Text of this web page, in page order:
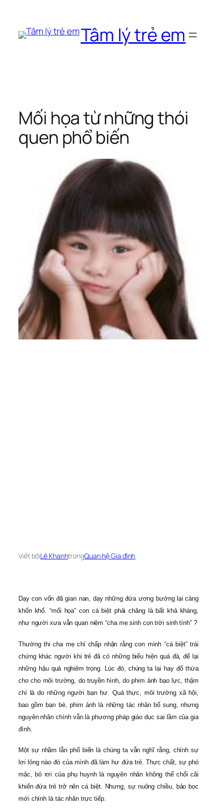
phần
Tâm lý trẻ em
Mối họa từ những thói
quen phổ biến
Viết bởiLê KhanhtrongQuan hệ Gia đình
Dạy con vốn đã gian nan, dạy những đứa ương bướng lại càng
khốn khổ. “mối họa” con cá biệt phải chăng là bất khả kháng,
như người xưa vẫn quan niệm “cha mẹ sinh con trời sinh tính” ?
Thường thi cha mẹ chỉ chấp nhận rằng con mình “cá biệt” trái
chứng khác người khi trẻ đã có những biểu hiện quá đà, để lại
những hậu quả nghiêm trọng. Lúc đó, chúng ta lại hay đổ thừa
cho cho môi trường, do truyền hình, do phim ảnh bạo lực, thậm
chí là do những người bạn hư. Quả thực, môi trường xã hội,
bao gồm bạn bè, phim ảnh là những tác nhân bổ sung, nhưng
nguyên nhân chính vẫn là phương pháp giáo dục sai lầm của gia
đình.
Một sự nhầm lẫn phổ biến là chúng ta vẫn nghĩ rằng, chính sự
lơi lỏng nào đó của mình đã làm hư đứa trẻ. Thực chất, sự phó
mặc, bỏ rơi của phụ huynh là nguyên nhân không thể chối cãi
khiến đứa trẻ trở nên cá biệt. Nhưng, sự nuông chiều, bảo bọc
mới chính là tác nhân trực tiếp.